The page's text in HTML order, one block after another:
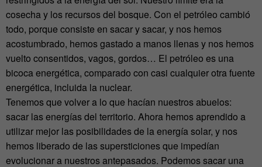
cosecha y los recursos del bosque. Con el petróleo cambió
todo, porque consiste en sacar y sacar, y nos hemos
acostumbrado, hemos gastado a manos llenas y nos hemos
vuelto consentidos, vagos, gordos… El petróleo es una
bicoca energética, comparado con casi cualquier otra fuente
energética, incluida la nuclear.
Tenemos que volver a lo que hacían nuestros abuelos:
sacar las energías del territorio. Ahora hemos aprendido a
utilizar mejor las posibilidades de la energía solar, y nos
hemos liberado de las supersticiones que impedían
evolucionar a nuestros antepasados. Podemos sacar una